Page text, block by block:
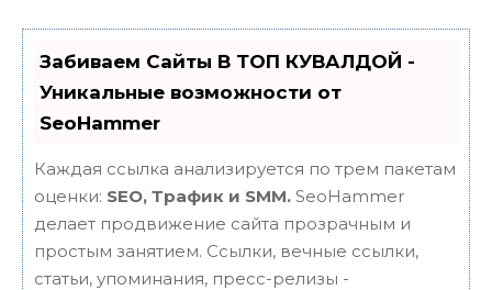
Забиваем Сайты В ТОП КУВАЛДОЙ -
Уникальные возможности от
SeoHammer
Каждая ссылка анализируется по трем пакетам
оценки: SEO, Трафик и SMM. SeoHammer
делает продвижение сайта прозрачным и
простым занятием. Ссылки, вечные ссылки,
статьи, упоминания, пресс-релизы -